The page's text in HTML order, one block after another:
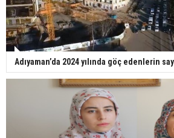
Adıyaman’da 2024 yılında göç edenlerin